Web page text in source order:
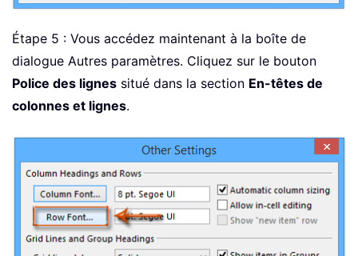
Étape 5 : Vous accédez maintenant à la boîte de
dialogue Autres paramètres. Cliquez sur le bouton
Police des lignes situé dans la section En-têtes de
colonnes et lignes.